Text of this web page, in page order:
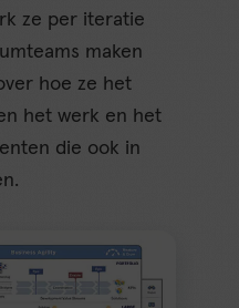
ze per iteratie
maken
hoe ze het
het werk en het
die ook in